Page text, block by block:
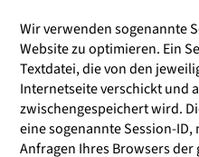
Wir verwenden sogenannte
Website zu optimieren. Ein
Textdatei, die von den
Internetseite verschickt und
zwischengespeichert wird.
eine sogenannte Session-
Anfragen Ihres Browsers